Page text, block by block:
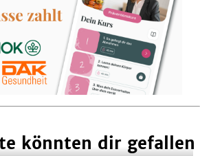
könnten dir gefallen